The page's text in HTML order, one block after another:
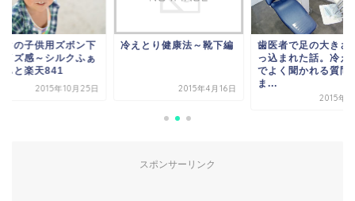
クの子供用ズボン下
イズ感～シルクふぁ
ぃと楽天841
2015年10月25日
冷えとり健康法～靴下編
2015年4月16日
歯医者で足の大きさ
っ込まれた話。冷え
でよく聞かれる質問
ま...
2015年9
スポンサーリンク